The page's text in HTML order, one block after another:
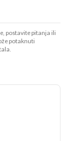
postavite pitanja ili
potaknuti